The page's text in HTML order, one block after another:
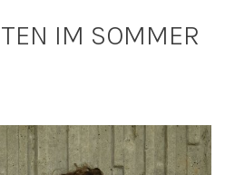
IM SOMMER